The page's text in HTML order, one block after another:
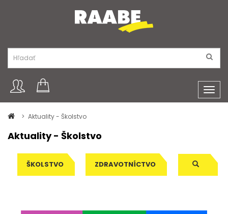
Aktuality - Školstvo
Aktuality - Školstvo
ŠKOLSTVO ZDRAVOTNÍCTVO